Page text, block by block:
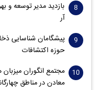
بازدید مدیر توسعه و
آر
پیشگامان شناسایی
حوزه اکتشافات‌
مجتمع انگوران
معادن در مناطق